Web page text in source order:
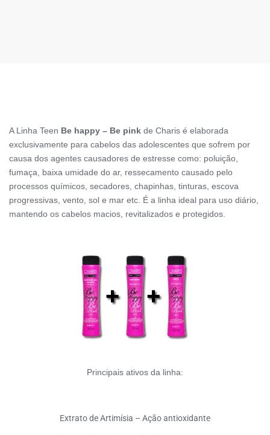
A Linha Teen Be happy – Be pink de Charis é elaborada
exclusivamente para cabelos das adolescentes que sofrem por
causa dos agentes causadores de estresse como: poluição,
fumaça, baixa umidade do ar, ressecamento causado pelo
processos químicos, secadores, chapinhas, tinturas, escova
progressivas, vento, sol e mar etc. É a linha ideal para uso diário,
mantendo os cabelos macios, revitalizados e protegidos.
Principais ativos da linha:
Extrato de Artimísia – Ação antioxidante